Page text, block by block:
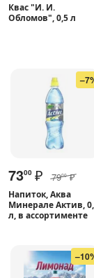
Квас "И. И.
Обломов", 0,5 л
7300 ₽ 7900 ₽
Напиток, Аква
Минерале Актив,
л, в ассортименте